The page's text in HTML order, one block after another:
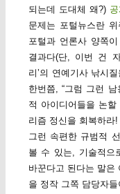
되는데 도대체 왜?)
문제는 포털뉴스란
포털과 언론사 양쪽
결과다(단, 이번 건
리’의 연예기사 낚시
한번쯤, “그럼 그런
적 아이디어들을 논
리즘 정신을 회복하라
그런 속편한 규범적
볼 수 있는, 기술적으
바꾼다고 된다는 말은
을 정작 그쪽 담당자